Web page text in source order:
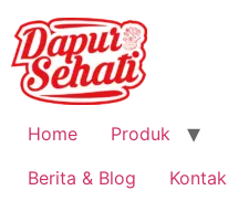
Home Produk
Berita & Blog
Kontak